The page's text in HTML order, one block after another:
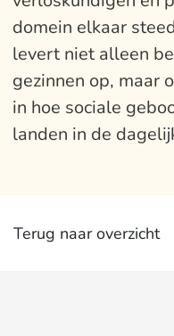
domein elkaar
levert niet alleen
gezinnen op, maar
in hoe sociale
landen in de
Terug naar overzicht